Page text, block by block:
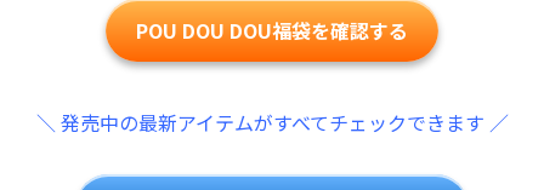
POU DOU DOU福袋を確認する
＼ 発売中の最新アイテムがすべてチェックできます ／